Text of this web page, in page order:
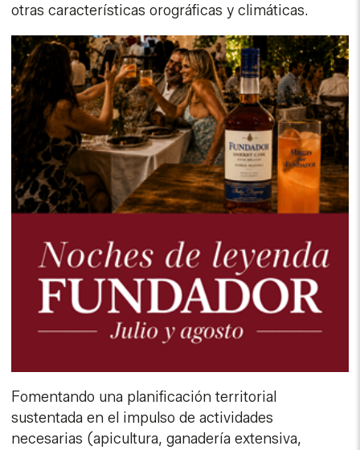
otras características orográficas y climáticas.
Fomentando una planificación territorial
sustentada en el impulso de actividades
necesarias (apicultura, ganadería extensiva,